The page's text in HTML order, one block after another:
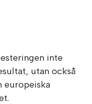
inte
utan också
europeiska